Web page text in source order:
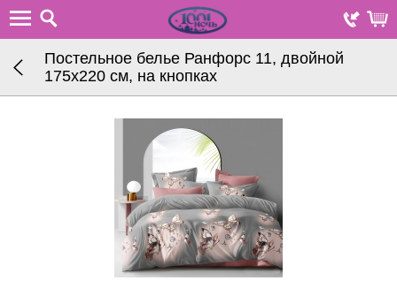
Постельное белье Ранфорс 11, двойной
175х220 см, на кнопках